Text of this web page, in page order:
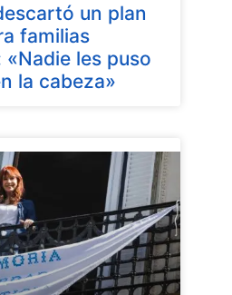
un plan
familias
«Nadie les puso
la cabeza»